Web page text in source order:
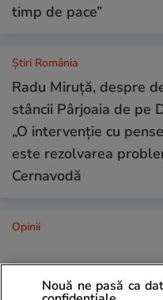
timp de pace”
Știri România
Radu Miruță, despre
stâncii Pârjoaia de pe
„O intervenție cu
este rezolvarea
Cernavodă
Opinii
ne zice Bolojan. Criza
Nouă ne pasă ca